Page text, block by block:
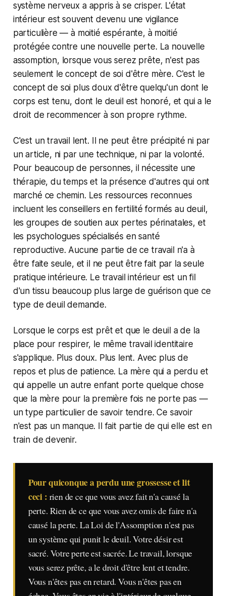
système nerveux a appris à se crisper. L'état
intérieur est souvent devenu une vigilance
particulière — à moitié espérante, à moitié
protégée contre une nouvelle perte. La nouvelle
assomption, lorsque vous serez prête, n'est pas
seulement le concept de soi d'être mère. C'est le
concept de soi plus doux d'être quelqu'un dont le
corps est tenu, dont le deuil est honoré, et qui a le
droit de recommencer à son propre rythme.
C'est un travail lent. Il ne peut être précipité ni par
un article, ni par une technique, ni par la volonté.
Pour beaucoup de personnes, il nécessite une
thérapie, du temps et la présence d'autres qui ont
marché ce chemin. Les ressources reconnues
incluent les conseillers en fertilité formés au deuil,
les groupes de soutien aux pertes périnatales, et
les psychologues spécialisés en santé
reproductive. Aucune partie de ce travail n'a à
être faite seule, et il ne peut être fait par la seule
pratique intérieure. Le travail intérieur est un fil
d'un tissu beaucoup plus large de guérison que ce
type de deuil demande.
Lorsque le corps est prêt et que le deuil a de la
place pour respirer, le même travail identitaire
s'applique. Plus doux. Plus lent. Avec plus de
repos et plus de patience. La mère qui a perdu et
qui appelle un autre enfant porte quelque chose
que la mère pour la première fois ne porte pas —
un type particulier de savoir tendre. Ce savoir
n'est pas un manque. Il fait partie de qui elle est en
train de devenir.
Pour quiconque a perdu une grossesse et lit
ceci : rien de ce que vous avez fait n'a causé la
perte. Rien de ce que vous avez omis de faire n'a
causé la perte. La Loi de l'Assomption n'est pas
un système qui punit le deuil. Votre désir est
sacré. Votre perte est sacrée. Le travail, lorsque
vous serez prête, a le droit d'être lent et tendre.
Vous n'êtes pas en retard. Vous n'êtes pas en